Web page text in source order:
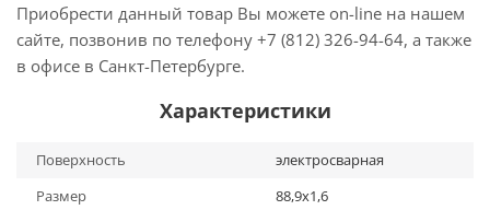
Приобрести данный товар Вы можете on-line на нашем
сайте, позвонив по телефону +7 (812) 326-94-64, а также
в офисе в Санкт-Петербурге.
Характеристики
Поверхность
электросварная
Размер
88,9х1,6